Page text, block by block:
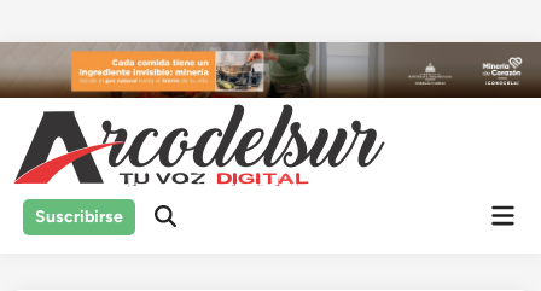
al
contenido
Suscribirse